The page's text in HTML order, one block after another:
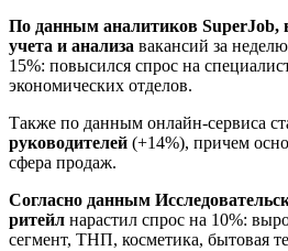
По данным аналитиков SuperJob,
учета и анализа вакансий за
15%: повысился спрос на
экономических отделов.
Также по данным онлайн-сервиса
руководителей (+14%), причем
сфера продаж.
Согласно данным
ритейл нарастил спрос на 10%:
сегмент, ТНП, косметика, бытовая